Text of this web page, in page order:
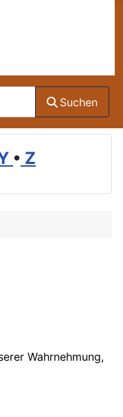
Suchen
• Z
Wahrnehmung,